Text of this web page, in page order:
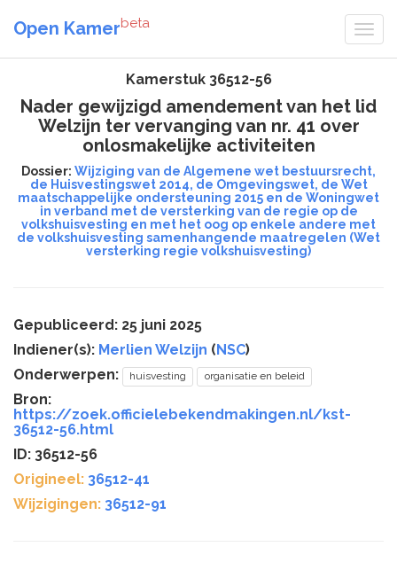
Open Kamerbeta
Kamerstuk 36512-56
Nader gewijzigd amendement van het lid
Welzijn ter vervanging van nr. 41 over
onlosmakelijke activiteiten
Dossier: Wijziging van de Algemene wet bestuursrecht,
de Huisvestingswet 2014, de Omgevingswet, de Wet
maatschappelijke ondersteuning 2015 en de Woningwet
in verband met de versterking van de regie op de
volkshuisvesting en met het oog op enkele andere met
de volkshuisvesting samenhangende maatregelen (Wet
versterking regie volkshuisvesting)
Gepubliceerd: 25 juni 2025
Indiener(s): Merlien Welzijn (NSC)
Onderwerpen:
huisvesting organisatie en beleid
Bron:
https://zoek.officielebekendmakingen.nl/kst-
36512-56.html
ID: 36512-56
Origineel: 36512-41
Wijzigingen: 36512-91